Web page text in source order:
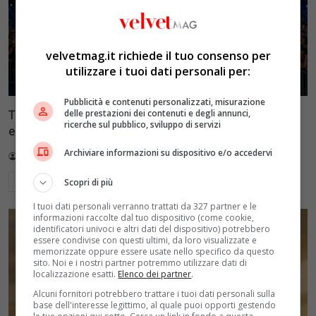
Tim Battiti Live 2026: la prima puntata tra assenti
eccellenti e polemiche social
Redazione VelvetMAG 14 Luglio 2026
Leggi di più
velvetmag.it richiede il tuo consenso per
utilizzare i tuoi dati personali per:
Pubblicità e contenuti personalizzati, misurazione
delle prestazioni dei contenuti e degli annunci,
ricerche sul pubblico, sviluppo di servizi
Archiviare informazioni su dispositivo e/o accedervi
Scopri di più
I tuoi dati personali verranno trattati da 327 partner e le
informazioni raccolte dal tuo dispositivo (come cookie,
identificatori univoci e altri dati del dispositivo) potrebbero
essere condivise con questi ultimi, da loro visualizzate e
memorizzate oppure essere usate nello specifico da questo
sito. Noi e i nostri partner potremmo utilizzare dati di
localizzazione esatti. Elenco dei partner.
Alcuni fornitori potrebbero trattare i tuoi dati personali sulla
base dell'interesse legittimo, al quale puoi opporti gestendo